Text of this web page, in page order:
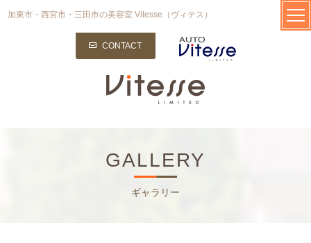
加東市・西宮市・三田市の美容室 Vitesse（ヴィテス）
CONTACT
GALLERY
ギャラリー